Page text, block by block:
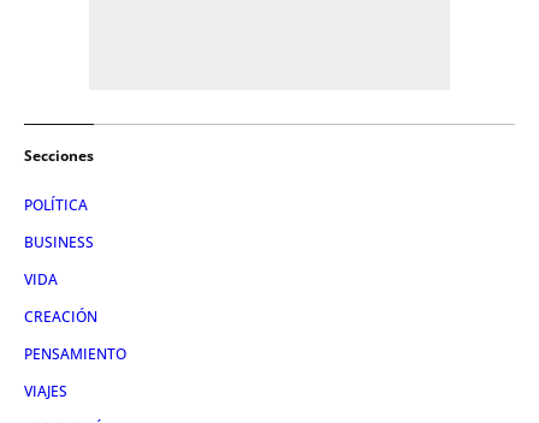
Secciones
POLÍTICA
BUSINESS
VIDA
CREACIÓN
PENSAMIENTO
VIAJES